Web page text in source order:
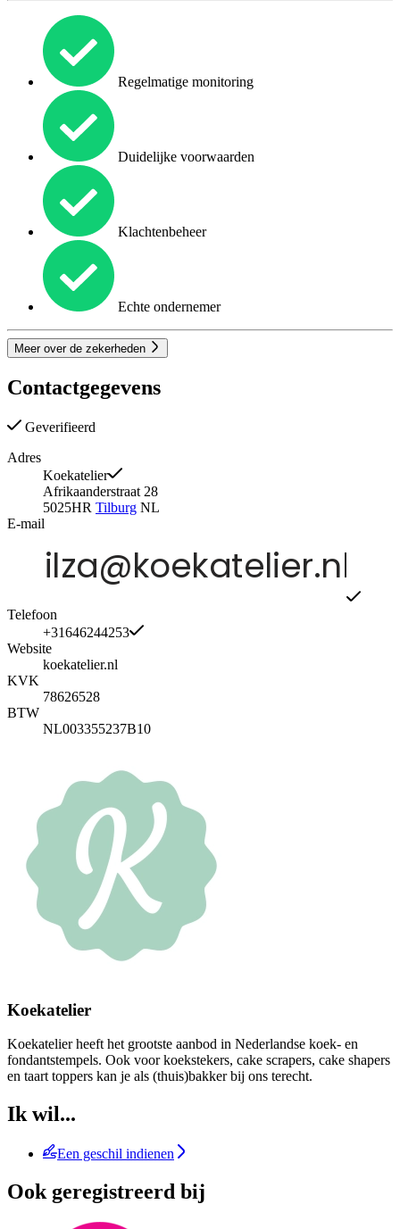
Regelmatige monitoring
Duidelijke voorwaarden
Klachtenbeheer
Echte ondernemer
Meer over de zekerheden
Contactgegevens
Geverifieerd
Adres
Koekatelier
Afrikaanderstraat 28
5025HR Tilburg NL
E-mail
Telefoon
+31646244253
Website
koekatelier.nl
KVK
78626528
BTW
NL003355237B10
Koekatelier
Koekatelier heeft het grootste aanbod in Nederlandse koek- en
fondantstempels. Ook voor koekstekers, cake scrapers, cake shapers
en taart toppers kan je als (thuis)bakker bij ons terecht.
Ik wil...
Een geschil indienen
Ook geregistreerd bij